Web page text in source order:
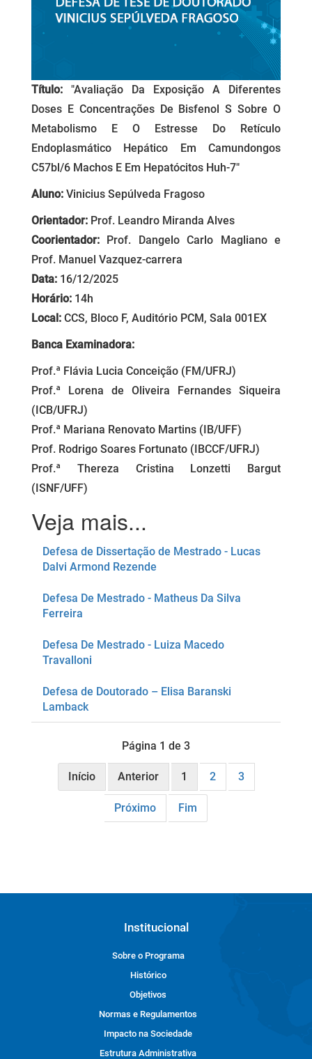
Título: "Avaliação Da Exposição A Diferentes
Doses E Concentrações De Bisfenol S Sobre O
Metabolismo E O Estresse Do Retículo
Endoplasmático Hepático Em Camundongos
C57bl/6 Machos E Em Hepatócitos Huh-7"
Aluno: Vinicius Sepúlveda Fragoso
Orientador: Prof. Leandro Miranda Alves
Coorientador: Prof. Dangelo Carlo Magliano e
Prof. Manuel Vazquez-carrera
Data: 16/12/2025
Horário: 14h
Local: CCS, Bloco F, Auditório PCM, Sala 001EX
Banca Examinadora:
Prof.ª Flávia Lucia Conceição (FM/UFRJ)
Prof.ª Lorena de Oliveira Fernandes Siqueira
(ICB/UFRJ)
Prof.ª Mariana Renovato Martins (IB/UFF)
Prof. Rodrigo Soares Fortunato (IBCCF/UFRJ)
Prof.ª Thereza Cristina Lonzetti Bargut
(ISNF/UFF)
Defesa de Dissertação de Mestrado - Lucas
Dalvi Armond Rezende
Defesa De Mestrado - Matheus Da Silva
Ferreira
Defesa De Mestrado - Luiza Macedo
Travalloni
Defesa de Doutorado – Elisa Baranski
Lamback
Página 1 de 3
Início Anterior 1 2 3
Próximo Fim
Institucional
Sobre o Programa
Histórico
Objetivos
Normas e Regulamentos
Impacto na Sociedade
Estrutura Administrativa